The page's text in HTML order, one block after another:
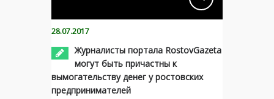
28.07.2017
Журналисты портала RostovGazeta
могут быть причастны к
вымогательству денег у ростовских
предпринимателей